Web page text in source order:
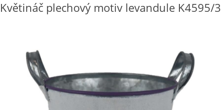
Květináč plechový motiv levandule K4595/3